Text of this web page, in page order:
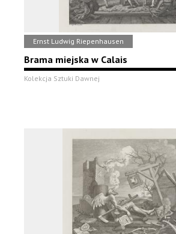
Ernst Ludwig Riepenhausen
Brama miejska w Calais
Kolekcja Sztuki Dawnej